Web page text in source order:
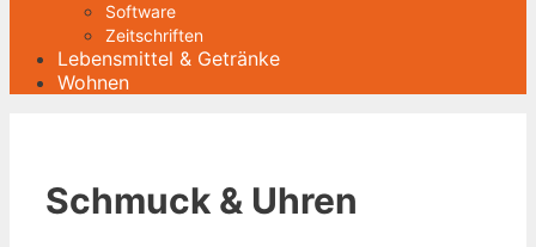
Software
Zeitschriften
Lebensmittel & Getränke
Wohnen
Schmuck & Uhren